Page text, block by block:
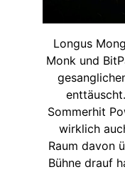
Longus
Monk und
Sommerhit
wirklich
Raum davon
Bühne drauf